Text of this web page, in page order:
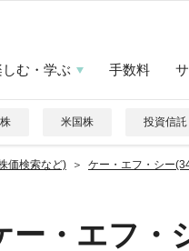
しむ・学ぶ 手数料
米国株 投資信託
価検索など) ケー・エフ・シー
ー・エフ・